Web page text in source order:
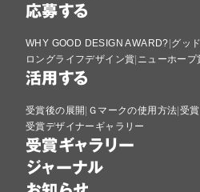
応募する
WHY GOOD DESIGN AWARD? グッ
ロングライフデザイン賞 ニューホープ
活用する
受賞後の展開 Ｇマークの使用方法 受
受賞デザイナーギャラリー
受賞ギャラリー
ジャーナル